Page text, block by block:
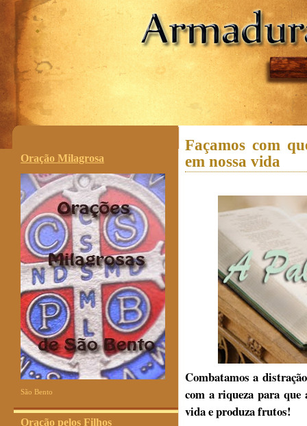
.
Oração Milagrosa
São Bento
Oração pelos Filhos
Façamos com
em nossa vida
Combatamos a
com a riqueza para que
vida e produza frutos!